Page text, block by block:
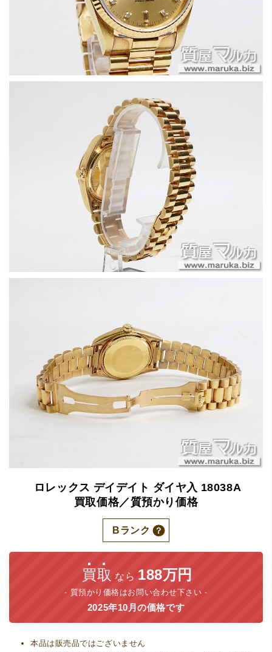
ロレックス デイデイト ダイヤ入 18038A
買取価格／質預かり価格
Bランク
買取 なら 188万円
質預かり価格はお問い合わせ下さい
2025年10月の価格です
本品は販売品ではございません